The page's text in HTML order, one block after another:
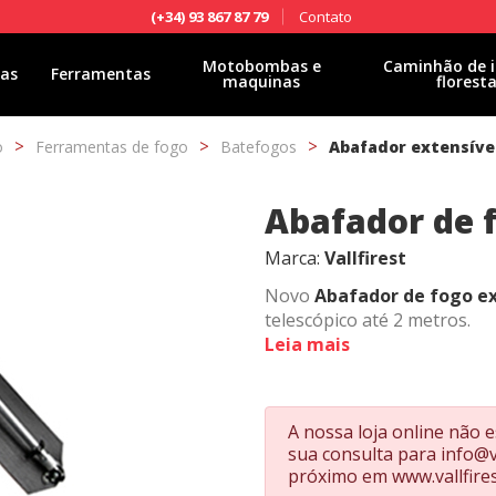
(+34) 93 867 87 79 Contato
Ferramentas Motobombas e
maquinas
Caminhão de
Ferramentas de fogo Batefogos Abafador
Abafador de
Marca: Vallfirest
Novo Abafador de fogo
telescópico até 2 metros.
Leia mais
que pode ser facilmente
espaço. É o extintor de
inclui a capa. A cor da pá
A nossa loja online não
sua consulta para
próximo em